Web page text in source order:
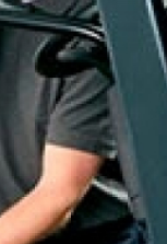
Conserto de